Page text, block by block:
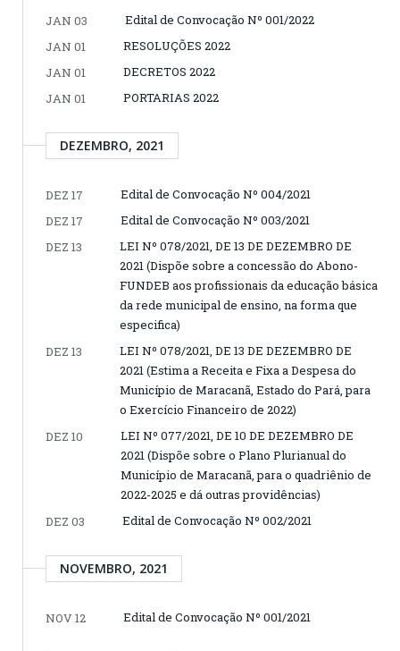
JAN 03
Edital de Convocação Nº 001/2022
JAN 01
RESOLUÇÕES 2022
JAN 01
DECRETOS 2022
JAN 01
PORTARIAS 2022
DEZEMBRO, 2021
DEZ 17
Edital de Convocação Nº 004/2021
DEZ 17
Edital de Convocação Nº 003/2021
DEZ 13
LEI Nº 078/2021, DE 13 DE DEZEMBRO DE
2021 (Dispõe sobre a concessão do Abono-
FUNDEB aos profissionais da educação básica
da rede municipal de ensino, na forma que
especifica)
DEZ 13
LEI Nº 078/2021, DE 13 DE DEZEMBRO DE
2021 (Estima a Receita e Fixa a Despesa do
Município de Maracanã, Estado do Pará, para
o Exercício Financeiro de 2022)
DEZ 10
LEI Nº 077/2021, DE 10 DE DEZEMBRO DE
2021 (Dispõe sobre o Plano Plurianual do
Município de Maracanã, para o quadriênio de
2022-2025 e dá outras providências)
DEZ 03
Edital de Convocação Nº 002/2021
NOVEMBRO, 2021
NOV 12 Edital de Convocação Nº 001/2021